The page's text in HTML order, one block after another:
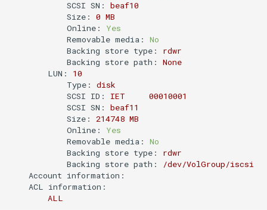
DockerFile COPY绝对路径报
Docker 数据卷
Docker cp 命令
如何使用docker-php-ext-
install安装扩展模块？
如何为Alpine容器安装Perl套
CentOS 7 扩展root根分区
清除Linux系统登陆信息
supervisord 命令
Linux 前台与后台
CentOS irqbalance导致高负载
如何使用 Docker-Compose
部署 PHP 项目？
使用 Docker-Compose 部署
Docker 编排工具 Compose
Docker Swarm
python 列表常用方法
python 列表基本操作
python 序列和列表
python获取公网IP地址
python以脚本方式运行
Memcached 服务启动脚本
XenServer 设置虚拟机CPU权
XenServer 重置root账户密码
Xen 半虚拟化(PV)和完全虚拟
XenServer 销毁指定的 VDI
XenServer 隐藏的虚拟机
Squid 正向代理
Squid 隐藏头部信息
Squid refresh_pattern 指令
Squid Forwarding loop
detected
LVS UDP服务测试
Postgresql 导出与导入示例
redis 常用命令
Mysql innodb replication
Mysql 设置sql_mode
Oracle the password has
Mysql 使用defaults-file免密
使用iotop找到占用磁盘io的进
Ubuntu 关闭 Swap
Ubuntu 设置 swappiness
Ubuntu 系统 chpasswd 命令
Ubuntu 替换 cosmos 壁纸
Ubuntu 配置 SNMP服务
SCSI SN:
beaf10
Size:
0 MB
Online:
Yes
Removable media:
No
Backing store type:
rdwr
Backing store path:
None
LUN:
10
Type:
disk
SCSI ID:
IET
00010001
SCSI SN:
beaf11
Size:
214748 MB
Online:
Yes
Removable media:
No
Backing store type:
rdwr
Backing store path:
/dev/VolGroup/iscsi
Account information:
ACL information:
ALL